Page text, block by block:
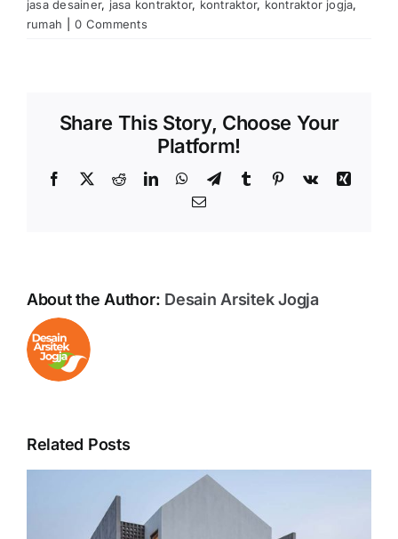
jasa desainer, jasa kontraktor, kontraktor, kontraktor jogja,
rumah
0 Comments
Share This Story, Choose Your
Platform!
Facebook
X RedditLinkedInWhatsApp
TelegramTumblr Pinterest
Vk
Xing
Email
About the Author: Desain Arsitek Jogja
Related Posts